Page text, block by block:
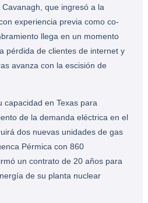
que ingresó a la
experiencia previa como co-
llega en un momento
pérdida de clientes de internet y
avanza con la escisión de
capacidad en Texas para
de la demanda eléctrica en el
dos nuevas unidades de gas
Pérmica con 860
un contrato de 20 años para
de su planta nuclear